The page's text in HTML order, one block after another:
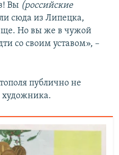
Вы (российские
сюда из Липецка,
Но вы же в чужой
со своим уставом», –
публично не
художника.